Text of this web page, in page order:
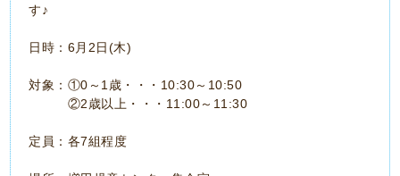
す♪
日時：6月2日(木)
対象：①0～1歳・・・10:30～10:50
②2歳以上・・・11:00～11:30
定員：各7組程度